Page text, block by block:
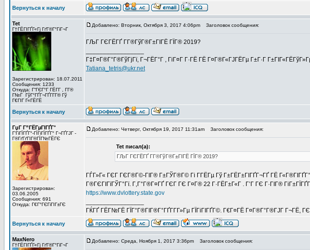
Вернуться к началу
Tet
Г†ГЁГІГҐГ«Гј ГґГ®Г°ГіГ¬Г
Зарегистрирован: 18.07.2011
Сообщения: 1233
Откуда: Г“ГЄГ°Г ГЁГ­Г , Г­Г®
Г№Г ГўГ°ГҐГ¬ГҐГ­Г­Г® Гў
Г€ГІГ Г«ГЁГЁ
Добавлено: Вторник, Октября 3, 2017 4:06pm Заголовок сообщения:
ГЉГ ГЄГЁГҐ Г­Г®ГўГ®Г±ГІГЁ ГЇГ® 2019?
Г‡Г¤Г®Г°Г®ГўГјГї, Г¬ГЁГ°Г , ГіГ¤Г Г·ГЁ ГЁ Г¤Г®Г«ГЈГЁГµ Г±Г·Г
Tatiana_tetris@ukr.net
Вернуться к началу
ГџГ­ Г”ГЁГµГІГҐГ°
Г‘ГіГЇГҐГ°-ГЇГіГЇГҐГ° Г¬ГҐГЈГ -
Г®ГґГґГІГ®ГЇГ№ГЁГЄ
Зарегистрирован:
03.06.2005
Сообщения: 691
Откуда: Г€Г°ГЄГіГІГ±ГЄ
Добавлено: Четверг, Октября 19, 2017 11:31am Заголовок сообщения:
Tet писал(а):
ГЉГ ГЄГЁГҐ Г­Г®ГўГ®Г±ГІГЁ ГЇГ® 2019?
ГЃГ»Г« ГЄГ ГЄГ®Г©-ГІГ® Г±ГЎГ®Г© Гі Г­ГЁГµ Гў Г±ГЁГ±ГІГҐГ¬ГҐ ГЁ
Г®ГЄГІГїГЎГ°Гї. Г‚Г°Г®Г¤ГҐ ГЄГ ГЄ Г¤Г® 22 Г·ГЁГ±Г«Г . Г’Г ГЄ Г·ГІГ®
https://www.dvlottery.state.gov
ГЌГҐ ГЁГ№ГЁ ГЇГ°Г®ГІГ®Г°ГҐГ­Г­Г»Гµ ГЇГіГІГҐГ©. Г€Г¤ГЁ Г¤Г®Г°Г®ГЈГ Г¬ГЁ,
Вернуться к началу
MaxNero
Г†ГЁГІГҐГ«Гј ГґГ®Г°ГіГ¬Г
Добавлено: Среда, Ноября 1, 2017 3:36pm Заголовок сообщения: